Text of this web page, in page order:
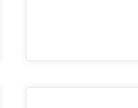
de graduación de